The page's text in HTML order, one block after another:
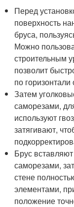
Перед
поверхность
бруса,
Можно
строительным
позволит
по
Затем
саморезами,
используют
затягивают,
Брус
саморезами,
стене
элементами,
положение